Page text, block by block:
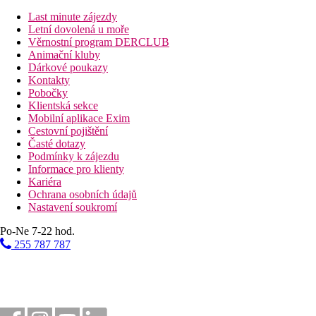
Vzdálenosti
100 m
Nákupy
35 km
Vzdálenost od nejbližšího letiště
150 m
Vzdálenost k pláži
100 m
Centrum města
Pláž
Lehátka a slunečníky na pláži zdarma
Plážová dovolená
Last minute zájezdy
Letní dovolená u moře
Věrnostní program DERCLUB
Animační kluby
Dárkové poukazy
Kontakty
Pobočky
Klientská sekce
Mobilní aplikace Exim
Cestovní pojištění
Časté dotazy
Podmínky k zájezdu
Informace pro klienty
Kariéra
Ochrana osobních údajů
Nastavení soukromí
Po-Ne 7-22 hod.
255 787 787